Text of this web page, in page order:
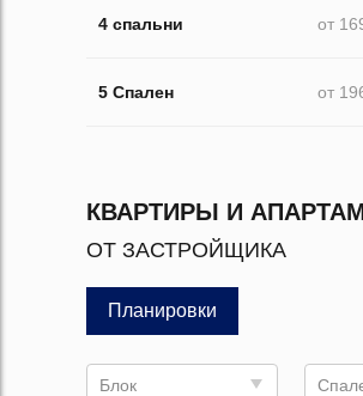
4 спальни от
5 Спален от
КВАРТИРЫ И
ОТ ЗАСТРОЙЩИКА
Планировки
Блок